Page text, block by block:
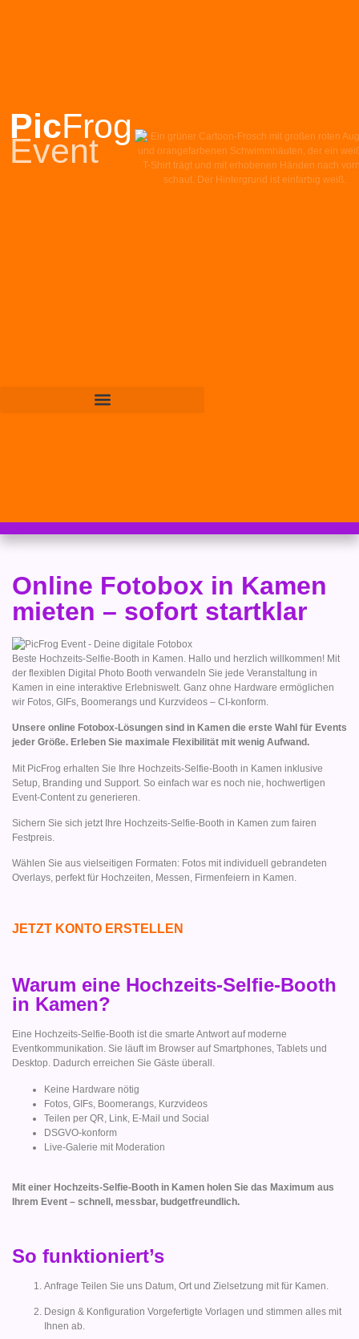
PicFrog
Event
Online Fotobox in Kamen
mieten – sofort startklar
Beste Hochzeits-Selfie-Booth in Kamen. Hallo und herzlich willkommen! Mit
der flexiblen Digital Photo Booth verwandeln Sie jede Veranstaltung in
Kamen in eine interaktive Erlebniswelt. Ganz ohne Hardware ermöglichen
wir Fotos, GIFs, Boomerangs und Kurzvideos – CI-konform.
Unsere online Fotobox-Lösungen sind in Kamen die erste Wahl für Events
jeder Größe. Erleben Sie maximale Flexibilität mit wenig Aufwand.
Mit PicFrog erhalten Sie Ihre Hochzeits-Selfie-Booth in Kamen inklusive
Setup, Branding und Support. So einfach war es noch nie, hochwertigen
Event-Content zu generieren.
Sichern Sie sich jetzt Ihre Hochzeits-Selfie-Booth in Kamen zum fairen
Festpreis.
Wählen Sie aus vielseitigen Formaten: Fotos mit individuell gebrandeten
Overlays, perfekt für Hochzeiten, Messen, Firmenfeiern in Kamen.
JETZT KONTO ERSTELLEN
Warum eine Hochzeits-Selfie-Booth
in Kamen?
Eine Hochzeits-Selfie-Booth ist die smarte Antwort auf moderne
Eventkommunikation. Sie läuft im Browser auf Smartphones, Tablets und
Desktop. Dadurch erreichen Sie Gäste überall.
Keine Hardware nötig
Fotos, GIFs, Boomerangs, Kurzvideos
Teilen per QR, Link, E-Mail und Social
DSGVO-konform
Live-Galerie mit Moderation
Mit einer Hochzeits-Selfie-Booth in Kamen holen Sie das Maximum aus
Ihrem Event – schnell, messbar, budgetfreundlich.
So funktioniert’s
Anfrage Teilen Sie uns Datum, Ort und Zielsetzung mit für Kamen.
Design & Konfiguration Vorgefertigte Vorlagen und stimmen alles mit
Ihnen ab.